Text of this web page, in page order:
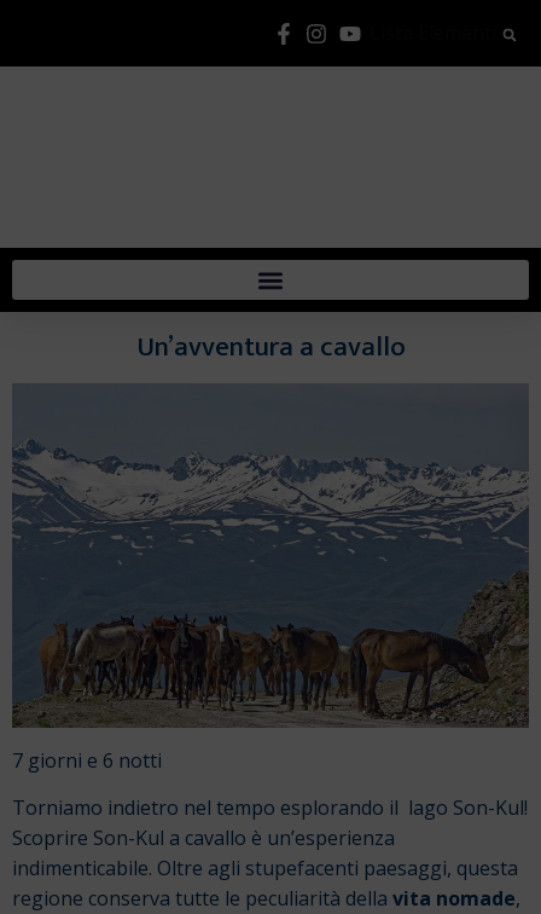
Un’avventura a cavallo
7 giorni e 6 notti
Torniamo indietro nel tempo esplorando il lago Son-Kul!
Scoprire Son-Kul a cavallo è un’esperienza
indimenticabile. Oltre agli stupefacenti paesaggi, questa
regione conserva tutte le peculiarità della vita nomade,